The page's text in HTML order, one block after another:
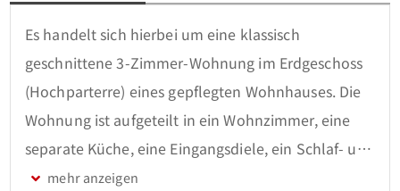
Es handelt sich hierbei um eine klassisch
geschnittene 3-Zimmer-Wohnung im Erdgeschoss
(Hochparterre) eines gepflegten Wohnhauses. Die
Wohnung ist aufgeteilt in ein Wohnzimmer, eine
separate Küche, eine Eingangsdiele, ein Schlaf- und
ein Kinderzimmer. Der nach Westen ausgerichtete